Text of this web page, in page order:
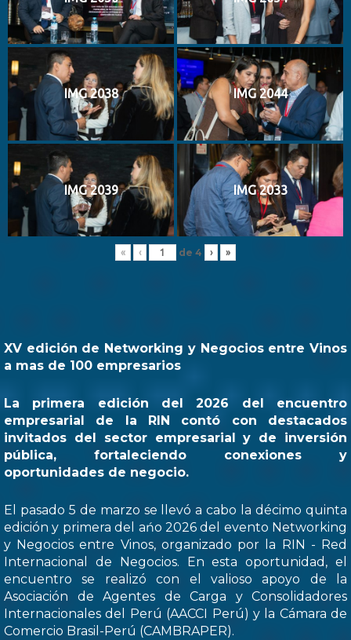
IMG 2038 IMG 2044
IMG 2039 IMG 2033
« ‹ de 4 › »
XV edición de Networking y Negocios entre Vinos
a mas de 100 empresarios
La primera edición del 2026 del encuentro
empresarial de la RIN contó con destacados
invitados del sector empresarial y de inversión
pública, fortaleciendo conexiones y
oportunidades de negocio.
El pasado 5 de marzo se llevó a cabo la décimo quinta
edición y primera del ańo 2026 del evento Networking
y Negocios entre Vinos, organizado por la RIN - Red
Internacional de Negocios. En esta oportunidad, el
encuentro se realizó con el valioso apoyo de la
Asociación de Agentes de Carga y Consolidadores
Internacionales del Perú (AACCI Perú) y la Cámara de
Comercio Brasil-Perú (CAMBRAPER).